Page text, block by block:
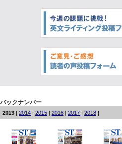
バックナンバー
2013 | 2014 | 2015 | 2016 | 2017 | 2018 |